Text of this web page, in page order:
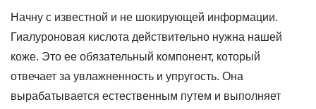
Начну с известной и не шокирующей информации.
Гиалуроновая кислота действительно нужна нашей
коже. Это ее обязательный компонент, который
отвечает за увлажненность и упругость. Она
вырабатывается естественным путем и выполняет